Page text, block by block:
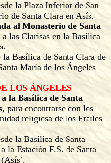
la Plaza Inferior de San
de Santa Clara en Asís.
al Monasterio de Santa
a las Clarisas en la Basílica
la Basílica de Santa Clara de
María de los Ángeles
LOS ÁNGELES
la Basílica de Santa
, para encontrarse con los
religiosa de los Frailes
la Basílica de Santa
la Estación F.S. de Santa